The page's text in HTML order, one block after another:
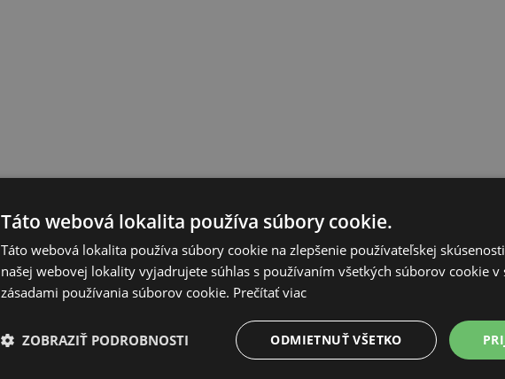
Táto webová lokalita používa súbory cookie.
Táto webová lokalita používa súbory cookie na zlepšenie používateľskej
našej webovej lokality vyjadrujete súhlas s používaním všetkých súborov cookie v
zásadami používania súborov cookie. Prečítať viac
ODMIETNUŤ VŠETKO
ZOBRAZIŤ PODROBNOSTI